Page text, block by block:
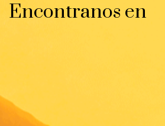
Encontranos en